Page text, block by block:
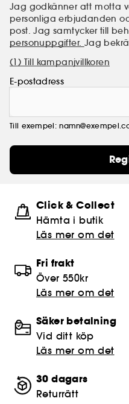
Jag godkänner att motta
personliga erbjudanden
post. Jag samtycker till
personuppgifter. Jag
(1) Till kampanjvillkoren
E-postadress
Till exempel:
Click & Collect
Hämta i butik​
Läs mer om det
Fri frakt
Över 550kr
Läs mer om det
Säker betalning
Vid ditt köp
Läs mer om det
30 dagars
Returrätt